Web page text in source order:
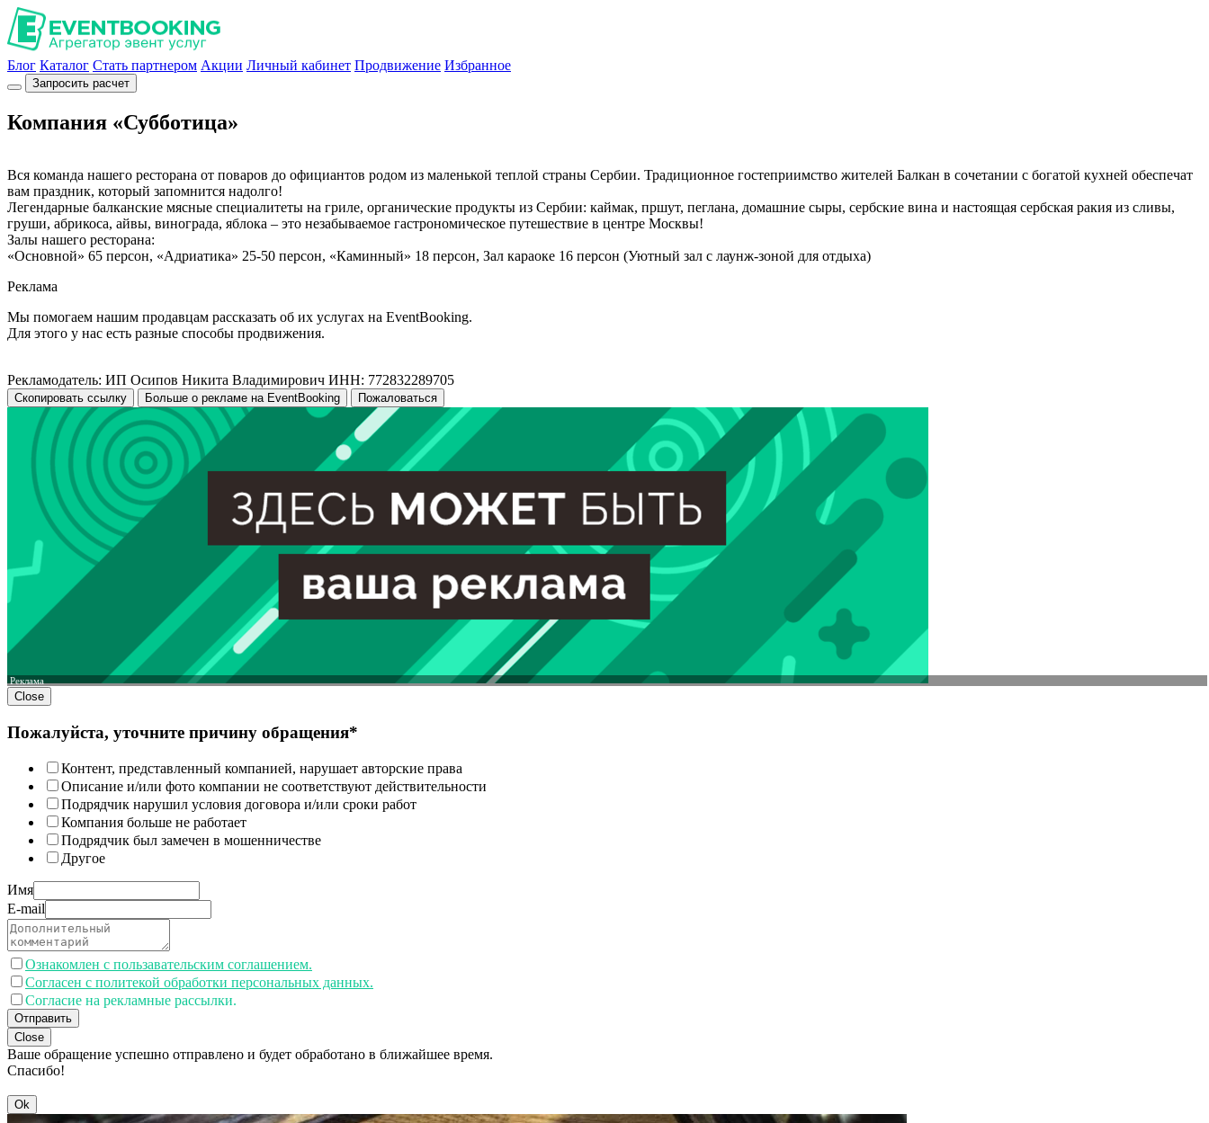
Блог Каталог Стать партнером Акции Личный кабинет Продвижение Избранное
Запросить расчет
Компания «Субботица»
Вся команда нашего ресторана от поваров до официантов родом из маленькой теплой страны Сербии. Традиционное гостеприимство жителей Балкан в сочетании с богатой кухней обеспечат
вам праздник, который запомнится надолго!
Легендарные балканские мясные специалитеты на гриле, органические продукты из Сербии: каймак, пршут, пеглана, домашние сыры, сербские вина и настоящая сербская ракия из сливы,
груши, абрикоса, айвы, винограда, яблока – это незабываемое гастрономическое путешествие в центре Москвы!
Залы нашего ресторана:
«Основной» 65 персон, «Адриатика» 25-50 персон, «Каминный» 18 персон, Зал караоке 16 персон (Уютный зал с лаунж-зоной для отдыха)
Реклама
Мы помогаем нашим продавцам рассказать об их услугах на EventBooking.
Для этого у нас есть разные способы продвижения.
Рекламодатель: ИП Осипов Никита Владимирович ИНН: 772832289705
Скопировать ссылку Больше о рекламе на EventBooking Пожаловаться
Реклама
Close
Пожалуйста, уточните причину обращения*
Контент, представленный компанией, нарушает авторские права
Описание и/или фото компании не соответствуют действительности
Подрядчик нарушил условия договора и/или сроки работ
Компания больше не работает
Подрядчик был замечен в мошенничестве
Другое
Имя
E-mail
Ознакомлен с пользавательским соглашением.
Согласен с политекой обработки персональных данных.
Согласие на рекламные рассылки.
Отправить
Close
Ваше обращение успешно отправлено и будет обработано в ближайшее время.
Спасибо!
Ok